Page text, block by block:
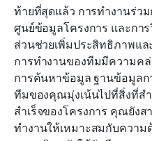
ท้ายที่สุดแล้ว การทำงานร่ว
ศูนย์ข้อมูลโครงการ และกา
ส่วนช่วยเพิ่มประสิทธิภาพแ
การทำงานของทีมมีความคล่
การค้นหาข้อมูล ฐานข้อมูลก
ทีมของคุณมุ่งเน้นไปที่สิ่งที่ส
สำเร็จของโครงการ คุณยัง
ทำงานให้เหมาะสมกับความ